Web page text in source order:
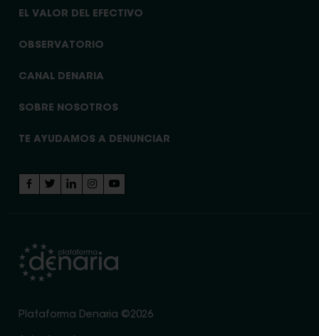
EL VALOR DEL EFECTIVO
OBSERVATORIO
CANAL DENARIA
SOBRE NOSOTROS
TE AYUDAMOS A DENUNCIAR
Plataforma Denaria ©2026